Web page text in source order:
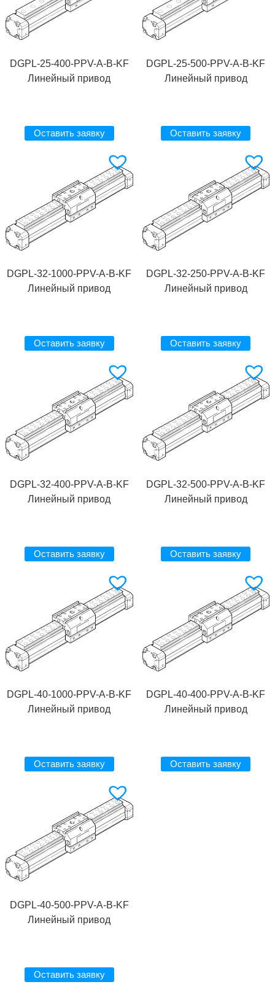
DGPL-25-400-PPV-A-B-KF
Линейный привод
Оставить заявку
DGPL-25-500-PPV-A-B-KF
Линейный привод
Оставить заявку
DGPL-32-1000-PPV-A-B-KF
Линейный привод
Оставить заявку
DGPL-32-250-PPV-A-B-KF
Линейный привод
Оставить заявку
DGPL-32-400-PPV-A-B-KF
Линейный привод
Оставить заявку
DGPL-32-500-PPV-A-B-KF
Линейный привод
Оставить заявку
DGPL-40-1000-PPV-A-B-KF
Линейный привод
Оставить заявку
DGPL-40-400-PPV-A-B-KF
Линейный привод
Оставить заявку
DGPL-40-500-PPV-A-B-KF
Линейный привод
Оставить заявку